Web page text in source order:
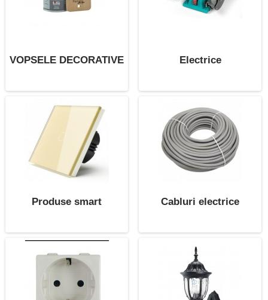
VOPSELE DECORATIVE Electrice
Produse smart Cabluri electrice